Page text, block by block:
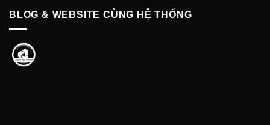
BLOG & WEBSITE CÙNG HỆ THỐNG